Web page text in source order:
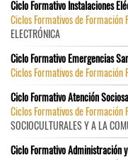
Ciclo Formativo Instalaciones
Ciclos Formativos de Formación
ELECTRÓNICA
Ciclo Formativo Emergencias
Ciclos Formativos de Formación
Ciclo Formativo Atención
Ciclos Formativos de Formación
SOCIOCULTURALES Y A LA
Ciclo Formativo Administración